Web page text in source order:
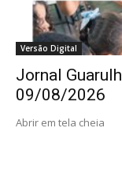
Versão Digital
Jornal
09/08/2026
Abrir em tela cheia